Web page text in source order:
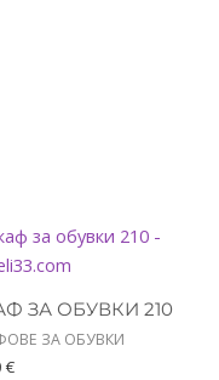
ЗА ОБУВКИ 210
ЗА ОБУВКИ
€
This
product
multiple
variants.